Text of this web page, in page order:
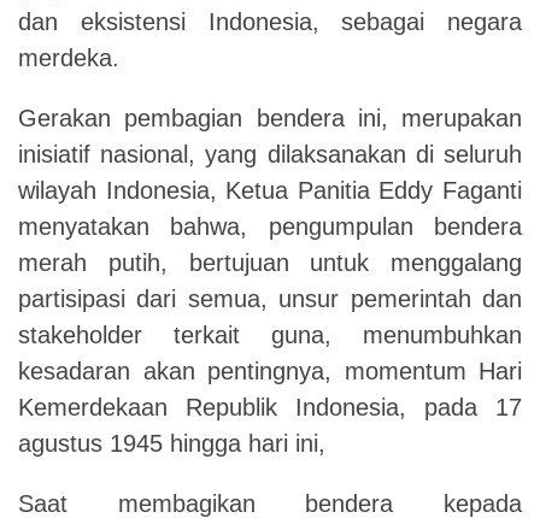
dan eksistensi Indonesia, sebagai negara
merdeka.
Gerakan pembagian bendera ini, merupakan
inisiatif nasional, yang dilaksanakan di seluruh
wilayah Indonesia, Ketua Panitia Eddy Faganti
menyatakan bahwa, pengumpulan bendera
merah putih, bertujuan untuk menggalang
partisipasi dari semua, unsur pemerintah dan
stakeholder terkait guna, menumbuhkan
kesadaran akan pentingnya, momentum Hari
Kemerdekaan Republik Indonesia, pada 17
agustus 1945 hingga hari ini,
Saat membagikan bendera kepada